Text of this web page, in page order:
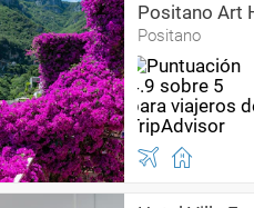
Positano Art
Positano